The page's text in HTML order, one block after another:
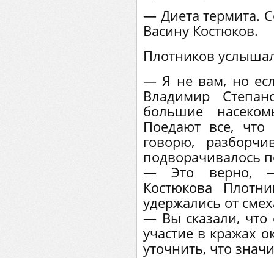
— Диета термита.
Васину Костюков.
Плотников
— Я не вам, но
Владимир
большие
Поедают все,
говорю,
подворачивалось
— Это верно, —
Костюкова
удержались от
— Вы сказали, что
участие в кражах
уточнить, что